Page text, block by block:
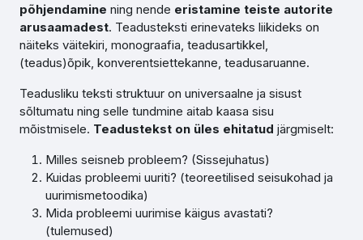
põhjendamine ning nende eristamine teiste autorite
arusaamadest. Teadusteksti erinevateks liikideks on
näiteks väitekiri, monograafia, teadusartikkel,
(teadus)õpik, konverentsiettekanne, teadusaruanne.
Teadusliku teksti struktuur on universaalne ja sisust
sõltumatu ning selle tundmine aitab kaasa sisu
mõistmisele. Teadustekst on üles ehitatud järgmiselt:
Milles seisneb probleem? (Sissejuhatus)
Kuidas probleemi uuriti? (teoreetilised seisukohad ja
uurimismetoodika)
Mida probleemi uurimise käigus avastati?
(tulemused)